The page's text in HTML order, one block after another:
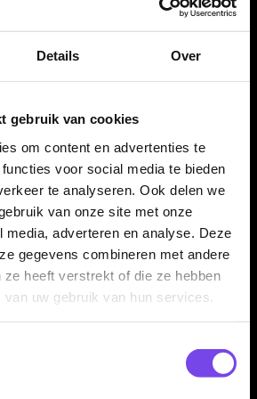
Details Over
gebruik van cookies
om content en advertenties te
voor social media te bieden
te analyseren. Ook delen we
van onze site met onze
media, adverteren en analyse. Deze
gegevens combineren met andere
ze heeft verstrekt of die ze hebben
uw gebruik van hun services.
schaakstuk toren
mm
met GOAT shafts en GOAT flights
Tungsten
24-26 Gram
Zwart
/ tapered barrel
verdeeld, met extra horizontale